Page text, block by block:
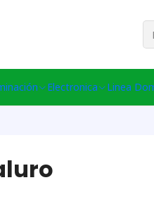
Electronica Linea